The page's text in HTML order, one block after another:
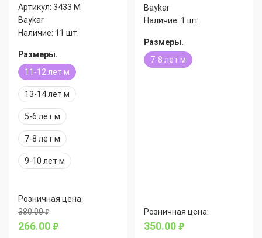
Артикул: 3433 М
Baykar
Наличие: 11 шт.
Размеры.
11-12 лет м
13-14 лет м
5-6 лет м
7-8 лет м
9-10 лет м
Розничная цена:
380.00руб.
266.00 руб.
Baykar
Наличие: 1 шт.
Размеры.
7-8 лет м
Розничная цена:
350.00руб.